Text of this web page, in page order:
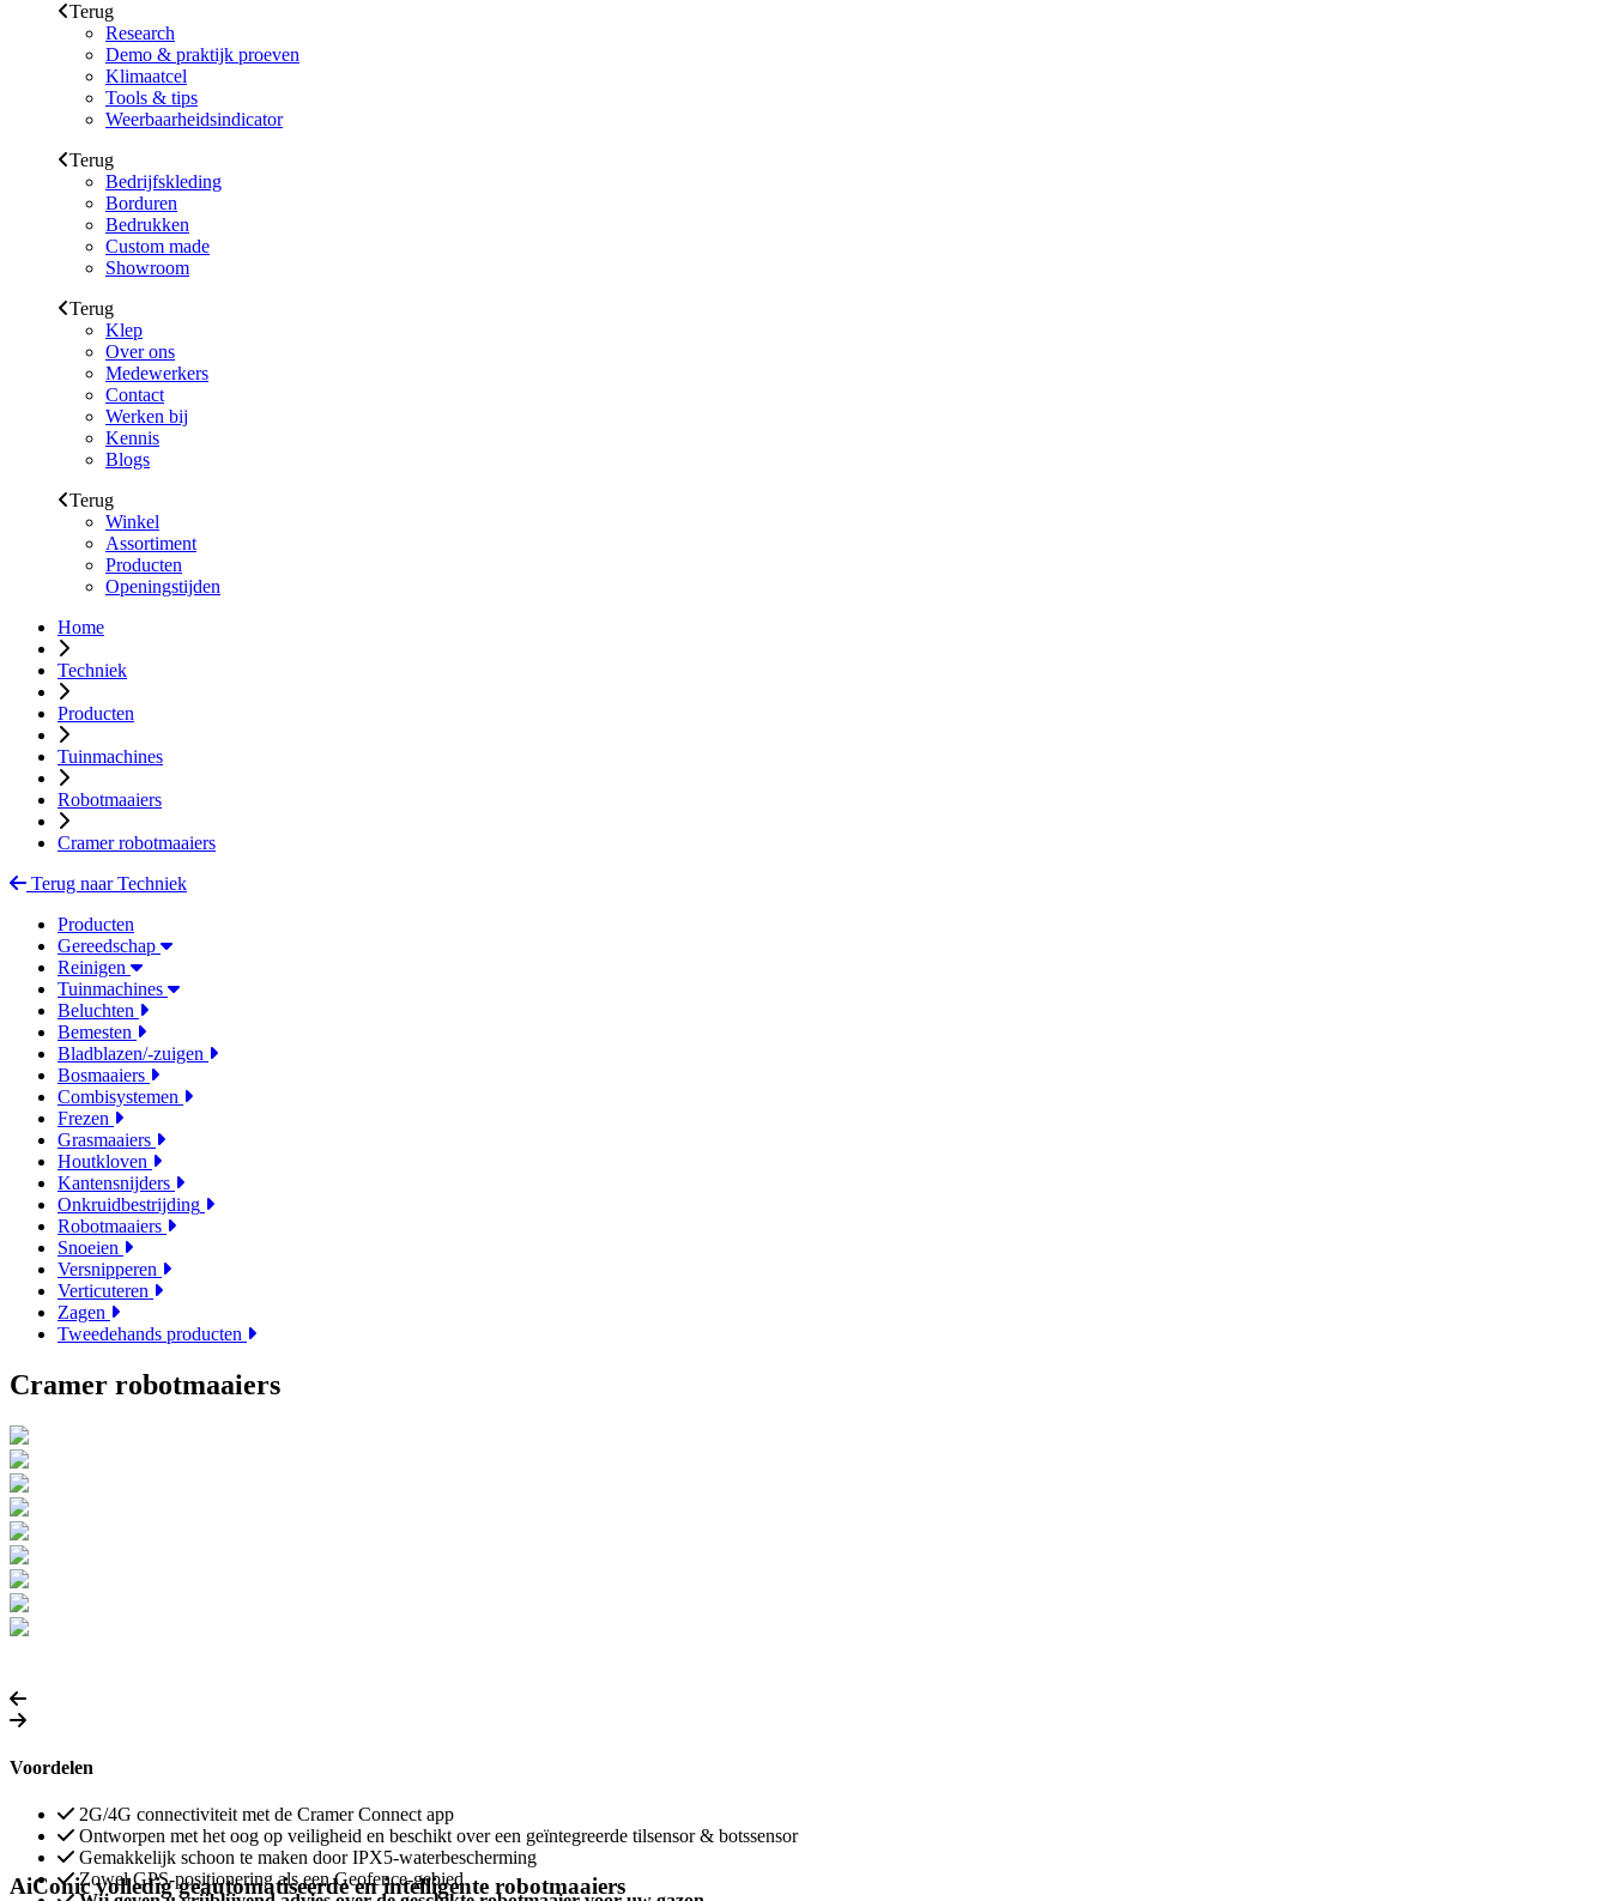
Terug
Research
Demo & praktijk proeven
Klimaatcel
Tools & tips
Weerbaarheidsindicator
Terug
Bedrijfskleding
Borduren
Bedrukken
Custom made
Showroom
Terug
Klep
Over ons
Medewerkers
Contact
Werken bij
Kennis
Blogs
Terug
Winkel
Assortiment
Producten
Openingstijden
Home
Techniek
Producten
Tuinmachines
Robotmaaiers
Cramer robotmaaiers
Terug naar Techniek
Producten
Gereedschap
Reinigen
Tuinmachines
Beluchten
Bemesten
Bladblazen/-zuigen
Bosmaaiers
Combisystemen
Frezen
Grasmaaiers
Houtkloven
Kantensnijders
Onkruidbestrijding
Robotmaaiers
Snoeien
Versnipperen
Verticuteren
Zagen
Tweedehands producten
Cramer robotmaaiers
Voordelen
2G/4G connectiviteit met de Cramer Connect app
Ontworpen met het oog op veiligheid en beschikt over een geïntegreerde tilsensor & botssensor
Gemakkelijk schoon te maken door IPX5-waterbescherming
Zowel GPS-positionering als een Geofence-gebied
AiConic volledig geautomatiseerde en intelligente robotmaaiers